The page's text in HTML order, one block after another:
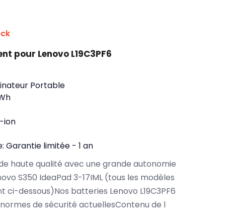
pour Lenovo L19C3PF6
Portable
ion
Garantie limitée - 1 an
haute qualité avec une grande autonomie
S350 IdeaPad 3-17IML (tous les modèles
dessous)Nos batteries Lenovo L19C3PF6
de sécurité actuellesContenu de l